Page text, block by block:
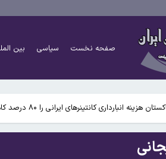
صفحه نخست سیاسی بین
ترکیه تردد کشتی‌ها در دریای سیاه را محدود کرد
در تهران
شدن رشد سالانه مصرف برق در کشور/افزایش
هزینه انبارداری کانتینرهای ایرانی را ۸۰ درصد کاهش داد
فارس لرزید